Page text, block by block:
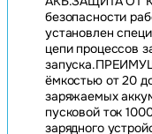
безопасности
установлен
цепи процессов
ёмкостью от 20
заряжаемых
пусковой ток
зарядного